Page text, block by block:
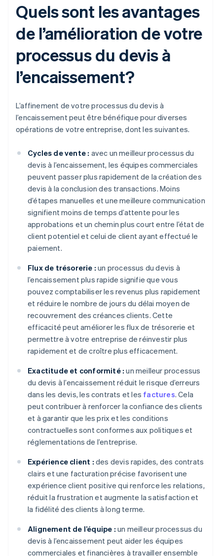
Quels sont les avantages
de l’amélioration de votre
processus du devis à
l’encaissement?
L’affinement de votre processus du devis à
l’encaissement peut être bénéfique pour diverses
opérations de votre entreprise, dont les suivantes.
Cycles de vente : avec un meilleur processus du
devis à l’encaissement, les équipes commerciales
peuvent passer plus rapidement de la création des
devis à la conclusion des transactions. Moins
d’étapes manuelles et une meilleure communication
signifient moins de temps d’attente pour les
approbations et un chemin plus court entre l’état de
client potentiel et celui de client ayant effectué le
paiement.
Flux de trésorerie : un processus du devis à
l’encaissement plus rapide signifie que vous
pouvez comptabiliser les revenus plus rapidement
et réduire le nombre de jours du délai moyen de
recouvrement des créances clients. Cette
efficacité peut améliorer les flux de trésorerie et
permettre à votre entreprise de réinvestir plus
rapidement et de croître plus efficacement.
Exactitude et conformité : un meilleur processus
du devis à l’encaissement réduit le risque d’erreurs
dans les devis, les contrats et les factures. Cela
peut contribuer à renforcer la confiance des clients
et à garantir que les prix et les conditions
contractuelles sont conformes aux politiques et
réglementations de l’entreprise.
Expérience client : des devis rapides, des contrats
clairs et une facturation précise favorisent une
expérience client positive qui renforce les relations,
réduit la frustration et augmente la satisfaction et
la fidélité des clients à long terme.
Alignement de l’équipe : un meilleur processus du
devis à l’encaissement peut aider les équipes
commerciales et financières à travailler ensemble